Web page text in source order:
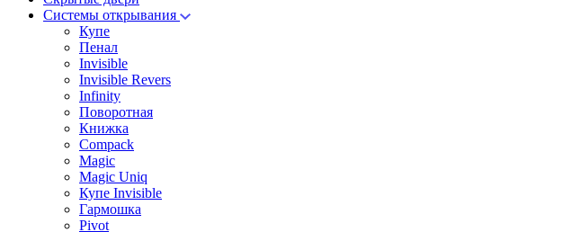
Системы открывания
Купе
Пенал
Invisible
Invisible Revers
Infinity
Поворотная
Книжка
Compack
Magic
Magic Uniq
Купе Invisible
Гармошка
Pivot